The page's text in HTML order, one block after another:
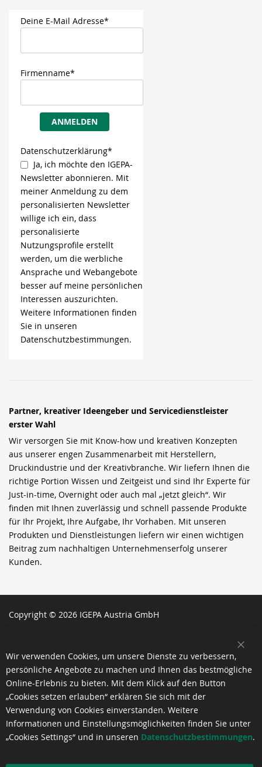
Deine E-Mail Adresse*
Firmenname*
ANMELDEN
Datenschutzerklärung*
Ja, ich möchte den IGEPA-
Newsletter abonnieren. Mit
meiner Anmeldung zu dem
personalisierten Newsletter
willige ich ein, dass
personalisierte
Nutzungsprofile erstellt
werden, um die werbliche
Ansprache und Webangebote
besser auf meine persönlichen
Interessen auszurichten.
Weitere Informationen finden
Sie in unseren
Datenschutzbestimmungen.
Partner, kreativer Ideengeber und Servicedienstleister
erster Wahl
Wir versorgen Sie mit Know-how und kreativen Konzepten
aus unserer engen Zusammenarbeit mit Herstellern,
Druckindustrie und der Kreativbranche. Wir liefern Ihnen die
richtige Portion Wissen und Zeitgeist und sind Ihr Experte für
Just-in-time, Overnight oder auch mal „jetzt gleich“. Wir
finden mit Ihnen zuverlässig und schnell passende Produkte
für Ihr Projekt, Ihre Aufgabe, Ihr Vorhaben. Mit unseren
Produkten und Dienstleistungen liefern wir einen wichtigen
Beitrag zum nachhaltigen Unternehmenserfolg unserer
Kunden.
Copyright © 2026 IGEPA Austria GmbH
Wir verwenden Cookies, um unsere Dienste zu verbessern,
persönliche Angebote zu machen und Ihnen das bestmögliche
Online-Erlebnis zu bieten. Mit dem Klick auf den Button
„Cookies setzen erlauben“ erklären Sie sich mit der
Verwendung von Cookies einverstanden. Weitere
Informationen und Einstellungsmöglichkeiten finden Sie unter
„Cookies Settings“ und in unseren Datenschutzbestimmungen.